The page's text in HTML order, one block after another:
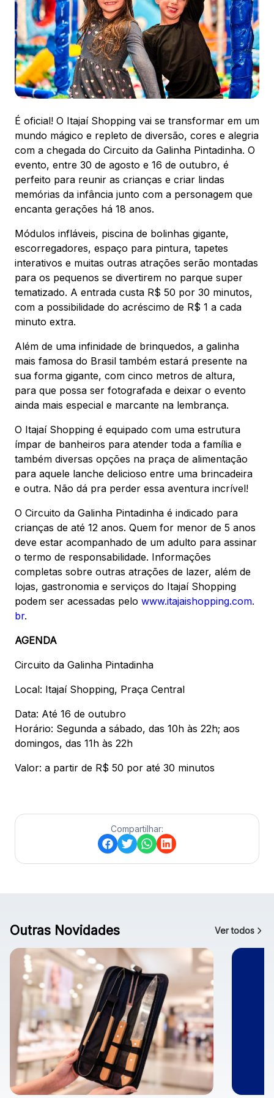
Ver local
Chamar Uber
(47) 3348-4609
Comodidades Eventos Cinema
Vitrine virtual
É oficial! O Itajaí Shopping vai se transformar em um
mundo mágico e repleto de diversão, cores e alegria
com a chegada do Circuito da Galinha Pintadinha. O
evento, entre 30 de agosto e 16 de outubro, é
perfeito para reunir as crianças e criar lindas
memórias da infância junto com a personagem que
encanta gerações há 18 anos.
Módulos infláveis, piscina de bolinhas gigante,
escorregadores, espaço para pintura, tapetes
interativos e muitas outras atrações serão montadas
para os pequenos se divertirem no parque super
tematizado. A entrada custa R$ 50 por 30 minutos,
com a possibilidade do acréscimo de R$ 1 a cada
minuto extra.
Além de uma infinidade de brinquedos, a galinha
mais famosa do Brasil também estará presente na
sua forma gigante, com cinco metros de altura,
para que possa ser fotografada e deixar o evento
ainda mais especial e marcante na lembrança.
O Itajaí Shopping é equipado com uma estrutura
ímpar de banheiros para atender toda a família e
também diversas opções na praça de alimentação
para aquele lanche delicioso entre uma brincadeira
e outra. Não dá pra perder essa aventura incrível!
O Circuito da Galinha Pintadinha é indicado para
crianças de até 12 anos. Quem for menor de 5 anos
deve estar acompanhado de um adulto para assinar
o termo de responsabilidade. Informações
completas sobre outras atrações de lazer, além de
lojas, gastronomia e serviços do Itajaí Shopping
podem ser acessadas pelo www.itajaishopping.com.
br.
AGENDA
Circuito da Galinha Pintadinha
Local: Itajaí Shopping, Praça Central
Data: Até 16 de outubro
Horário: Segunda a sábado, das 10h às 22h; aos
domingos, das 11h às 22h
Valor: a partir de R$ 50 por até 30 minutos
Compartilhar:
Outras Novidades Ver todos